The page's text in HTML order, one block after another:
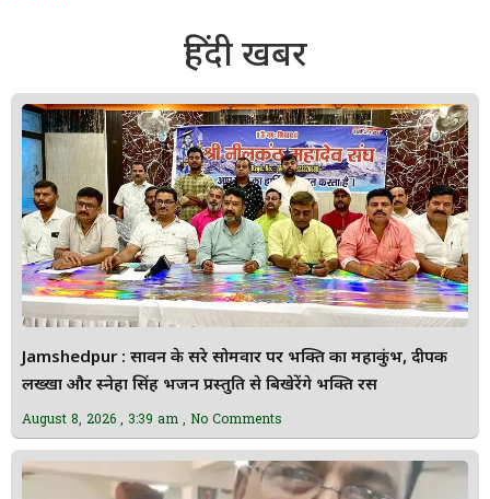
हिंदी खबर
Jamshedpur : सावन के दूसरे सोमवार पर भक्ति का महाकुंभ, दीपक
लख्खा और स्नेहा सिंह भजन प्रस्तुति से बिखेरेंगे भक्ति रस
August 8, 2026 3:39 am No Comments